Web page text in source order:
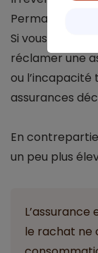
Permanente
Si vous êtes
réclamer une
ou l’incapacité
assurances
En
un peu plus
le rachat ne